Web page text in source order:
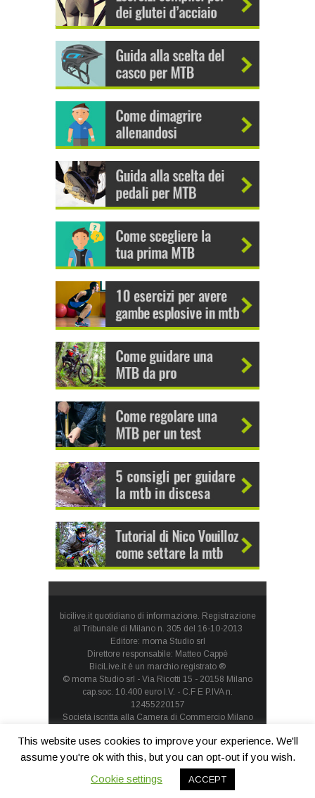
bicilive.it quotidiano di informazione. Registrazione
al Tribunale di Milano n. 305 del 16-10-2013
Editore: moma Studio srl
Direttore responsabile: Matteo Cappè
BiciLive.it è un marchio registrato ®
© moma Studio srl - Via Ricotti 15 - 20158 Milano
cap.soc. 10.400 euro I.V. - C.F E P.IVA n.
12455220157
Società iscritta alla Camera di Commercio Milano
socio unico
Privacy Policy-Cookie Policy
Contatti
This website uses cookies to improve your experience. We'll
assume you're ok with this, but you can opt-out if you wish.
Cookie settings
ACCEPT